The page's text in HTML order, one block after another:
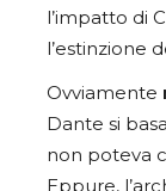
l’impatto di
l’estinzione
Ovviamente
Dante si
non poteva